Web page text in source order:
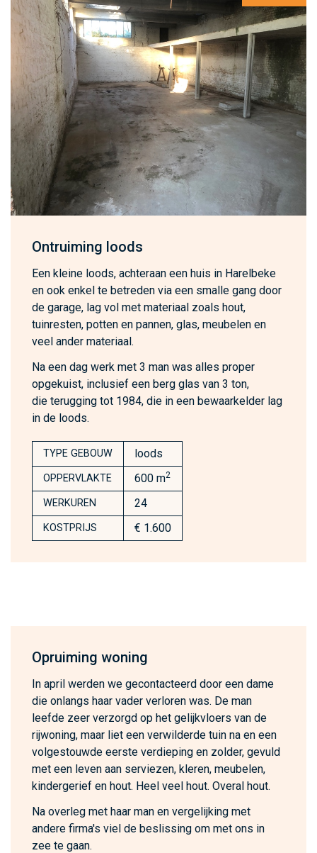
Ontruiming loods
Een kleine loods, achteraan een huis in Harelbeke
en ook enkel te betreden via een smalle gang door
de garage, lag vol met materiaal zoals hout,
tuinresten, potten en pannen, glas, meubelen en
veel ander materiaal.
Na een dag werk met 3 man was alles proper
opgekuist, inclusief een berg glas van 3 ton,
die terugging tot 1984, die in een bewaarkelder lag
in de loods.
TYPE GEBOUW loods
OPPERVLAKTE 600 m2
WERKUREN 24
KOSTPRIJS € 1.600
Opruiming woning
In april werden we gecontacteerd door een dame
die onlangs haar vader verloren was. De man
leefde zeer verzorgd op het gelijkvloers van de
rijwoning, maar liet een verwilderde tuin na en een
volgestouwde eerste verdieping en zolder, gevuld
met een leven aan serviezen, kleren, meubelen,
kindergerief en hout. Heel veel hout. Overal hout.
Na overleg met haar man en vergelijking met
andere firma's viel de beslissing om met ons in
zee te gaan.